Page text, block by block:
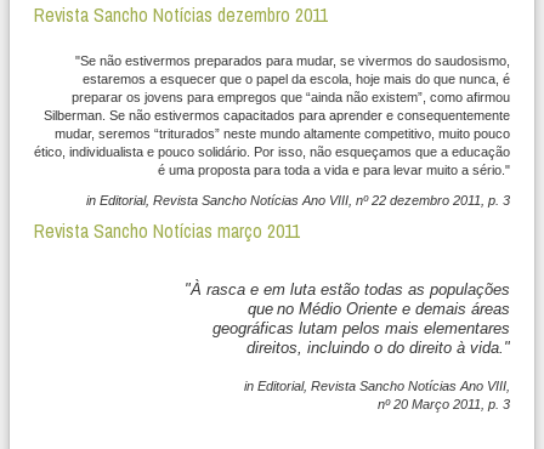
Revista Sancho Notícias dezembro 2011
"Se não estivermos preparados para mudar, se vivermos do saudosismo,
estaremos a esquecer que o papel da escola, hoje mais do que nunca, é
preparar os jovens para empregos que “ainda não existem”, como afirmou
Silberman. Se não estivermos capacitados para aprender e consequentemente
mudar, seremos “triturados” neste mundo altamente competitivo, muito pouco
ético, individualista e pouco solidário. Por isso, não esqueçamos que a educação
é uma proposta para toda a vida e para levar muito a sério."
in Editorial, Revista Sancho Notícias Ano VIII, nº 22 dezembro 2011, p. 3
Revista Sancho Notícias março 2011
"À rasca e em luta estão todas as populações
que no Médio Oriente e demais áreas
geográficas lutam pelos mais elementares
direitos, incluindo o do direito à vida."
in Editorial, Revista Sancho Notícias Ano VIII,
nº 20 Março 2011, p. 3